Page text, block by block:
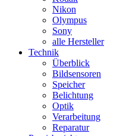
Nikon
Olympus
Sony
alle Hersteller
Technik
Überblick
Bildsensoren
Speicher
Belichtung
Optik
Verarbeitung
Reparatur